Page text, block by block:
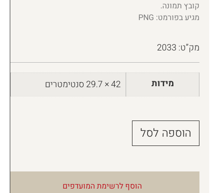
קובץ תמונה.
מגיע בפורמט: PNG
מק”ט: 2033
מידות 42 × 29.7 סנטימטרים
הוספה לסל
הוסף לרשימת המועדפים